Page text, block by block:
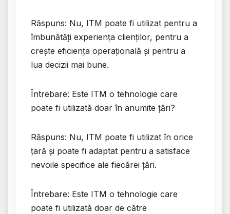
Răspuns: Nu, ITM poate fi utilizat pentru a
îmbunătăți experiența clienților, pentru a
crește eficiența operațională și pentru a
lua decizii mai bune.
Întrebare: Este ITM o tehnologie care
poate fi utilizată doar în anumite țări?
Răspuns: Nu, ITM poate fi utilizat în orice
țară și poate fi adaptat pentru a satisface
nevoile specifice ale fiecărei țări.
Întrebare: Este ITM o tehnologie care
poate fi utilizată doar de către